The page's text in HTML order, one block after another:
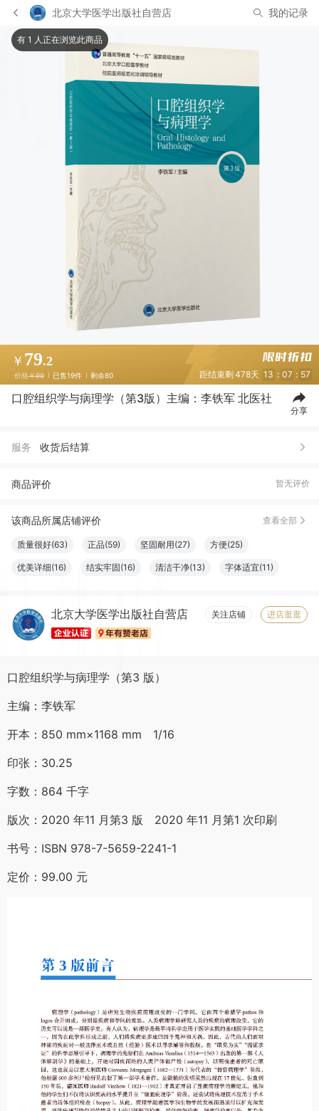
北京大学医学出版社自营店 我的记录
￥ 79.2
价格￥99 已售19件 剩余80 距结束剩 478天 13 : 07 : 56
口腔组织学与病理学（第3版）主编：李铁军 北医社
分享
服务 收货后结算
商品评价 暂无评价
该商品所属店铺评价 查看全部
质量很好(63) 正品(59) 坚固耐用(27) 方便(25)
优美详细(16) 结实牢固(16) 清洁干净(13) 字体适宜(11)
物流很快(8) 大小合适(8) 触感良好(8) 服务周到(7)
纸张精良(6)
北京大学医学出版社自营店 关注店铺 进店逛逛
口腔组织学与病理学（第3 版）
主编：李铁军
开本：850 mm×1168 mm 1/16
印张：30.25
字数：864 千字
版次：2020 年11 月第3 版 2020 年11 月第1 次印刷
书号：ISBN 978-7-5659-2241-1
定价：99.00 元